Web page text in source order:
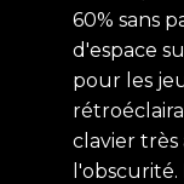
60% sans
d'espace
pour les
clavier très